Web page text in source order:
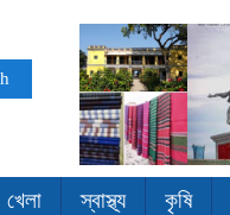
খেলা স্বাস্থ্য কৃষি